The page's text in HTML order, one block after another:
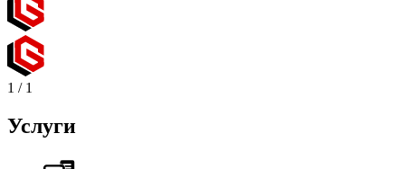
1 / 1
Услуги